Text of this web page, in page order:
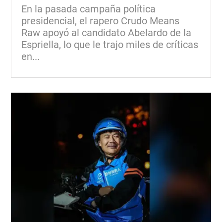
En la pasada campaña política
presidencial, el rapero Crudo Means
Raw apoyó al candidato Abelardo de la
Espriella, lo que le trajo miles de críticas
en...